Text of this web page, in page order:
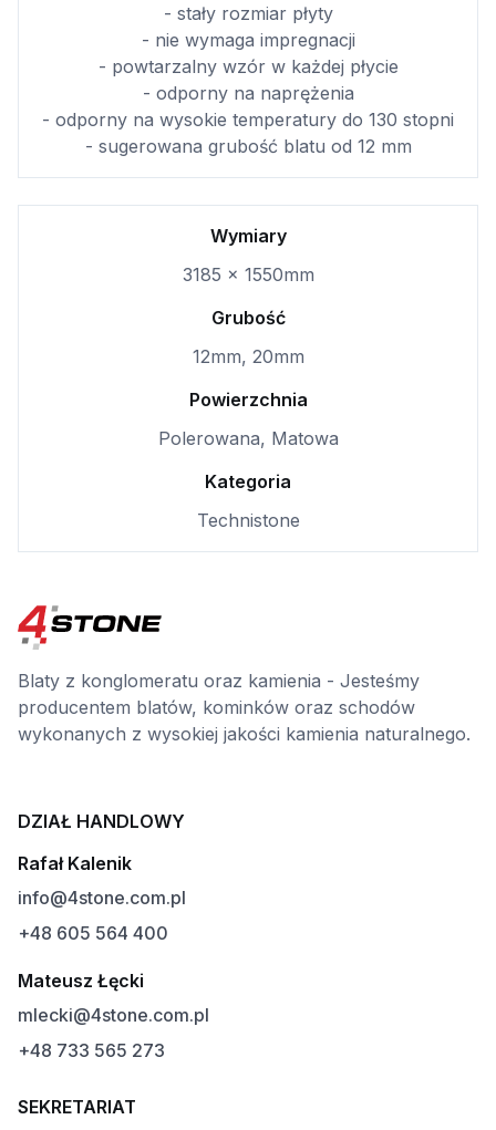
- stały rozmiar płyty
- nie wymaga impregnacji
- powtarzalny wzór w każdej płycie
- odporny na naprężenia
- odporny na wysokie temperatury do 130 stopni
- sugerowana grubość blatu od 12 mm
Wymiary
3185 x 1550mm
Grubość
12mm, 20mm
Powierzchnia
Polerowana, Matowa
Kategoria
Technistone
Blaty z konglomeratu oraz kamienia - Jesteśmy
producentem blatów, kominków oraz schodów
wykonanych z wysokiej jakości kamienia naturalnego.
DZIAŁ HANDLOWY
Rafał Kalenik
info@4stone.com.pl
+48 605 564 400
Mateusz Łęcki
mlecki@4stone.com.pl
+48 733 565 273
SEKRETARIAT